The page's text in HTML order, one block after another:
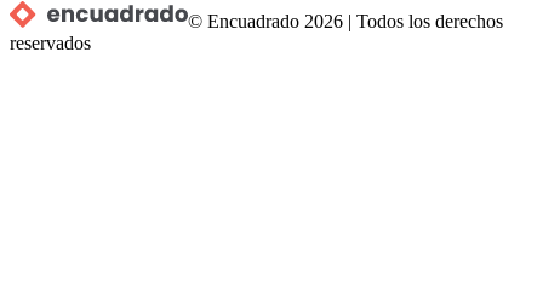
© Encuadrado 2026 |Todos los derechos
reservados